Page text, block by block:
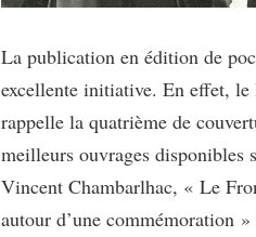
La publication en édition de
excellente initiative. En effet,
rappelle la quatrième de
meilleurs ouvrages
Vincent Chambarlhac, « Le
autour d’une commémoration